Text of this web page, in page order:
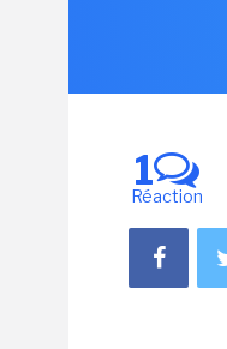
1
Réaction